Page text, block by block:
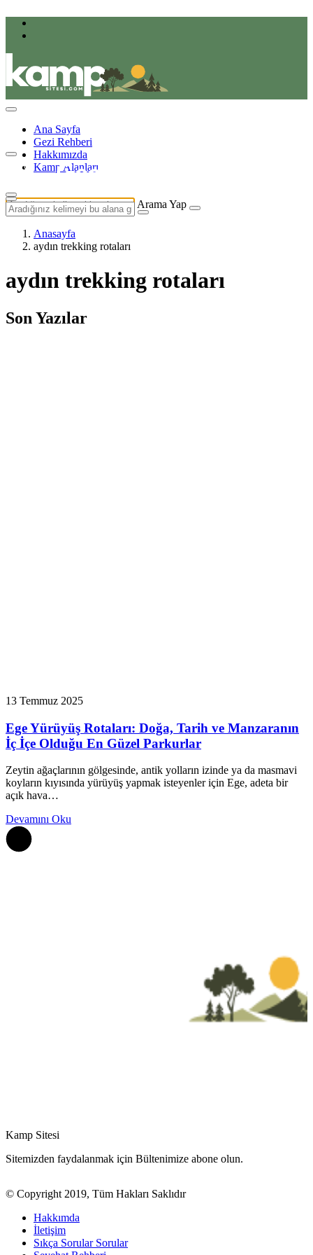
Ana Sayfa
Gezi Rehberi
Hakkımızda
Kamp Alanları
Arama Yap
Anasayfa
aydın trekking rotaları
aydın trekking rotaları
Son Yazılar
13 Temmuz 2025
Ege Yürüyüş Rotaları: Doğa, Tarih ve Manzaranın
İç İçe Olduğu En Güzel Parkurlar
Zeytin ağaçlarının gölgesinde, antik yolların izinde ya da masmavi
koyların kıyısında yürüyüş yapmak isteyenler için Ege, adeta bir
açık hava…
Devamını Oku
Kamp Sitesi
Sitemizden faydalanmak için Bültenimize abone olun.
© Copyright 2019, Tüm Hakları Saklıdır
Hakkımda
İletişim
Sıkça Sorular Sorular